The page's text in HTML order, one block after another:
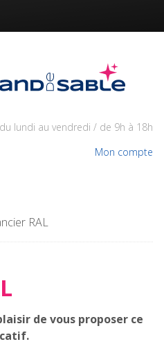
du lundi au vendredi / de 9h à 18h
Mon compte
RAL
de vous proposer ce